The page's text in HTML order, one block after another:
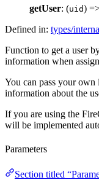
getUser: (uid)
Defined in: types/
Function to get a user
information when
You can pass your
information about the
If you are using the
will be implemented
Parameters
Section titled